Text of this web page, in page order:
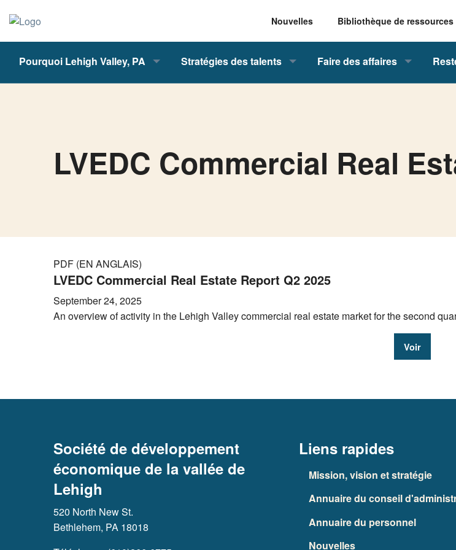
Nouvelles Bibliothèque de ressources
Pourquoi Lehigh Valley, PA Stratégies des talents Faire des affaires
LVEDC Commercial Real
PDF (EN ANGLAIS)
LVEDC Commercial Real Estate Report Q2 2025
September 24, 2025
An overview of activity in the Lehigh Valley commercial real estate market for the second
Voir
Société de développement
économique de la vallée de
Lehigh
520 North New St.
Bethlehem, PA 18018
Liens rapides
Mission, vision et stratégie
Annuaire du conseil
Annuaire du personnel
Nouvelles